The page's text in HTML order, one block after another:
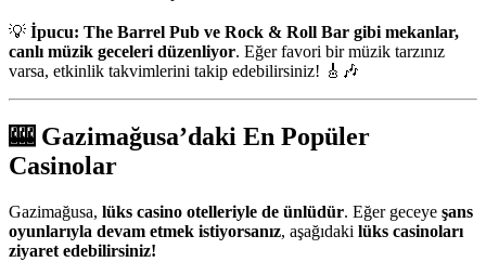
💡 İpucu: The Barrel Pub ve Rock & Roll Bar gibi mekanlar,
canlı müzik geceleri düzenliyor. Eğer favori bir müzik tarzınız
varsa, etkinlik takvimlerini takip edebilirsiniz! 🎸🎶
🎰 Gazimağusa’daki En Popüler
Casinolar
Gazimağusa, lüks casino otelleriyle de ünlüdür. Eğer geceye şans
oyunlarıyla devam etmek istiyorsanız, aşağıdaki lüks casinoları
ziyaret edebilirsiniz!